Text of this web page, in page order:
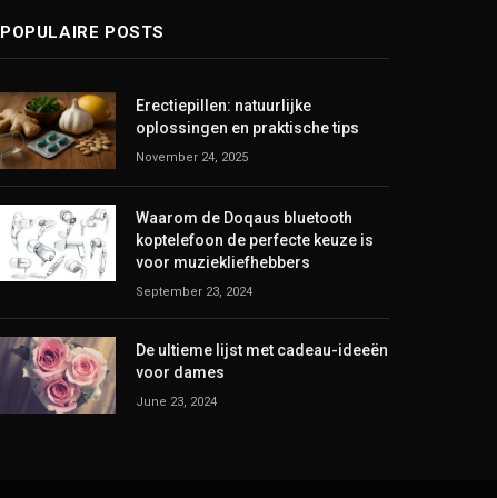
POPULAIRE POSTS
Erectiepillen: natuurlijke
oplossingen en praktische tips
November 24, 2025
Waarom de Doqaus bluetooth
koptelefoon de perfecte keuze is
voor muziekliefhebbers
September 23, 2024
De ultieme lijst met cadeau-ideeën
voor dames
June 23, 2024